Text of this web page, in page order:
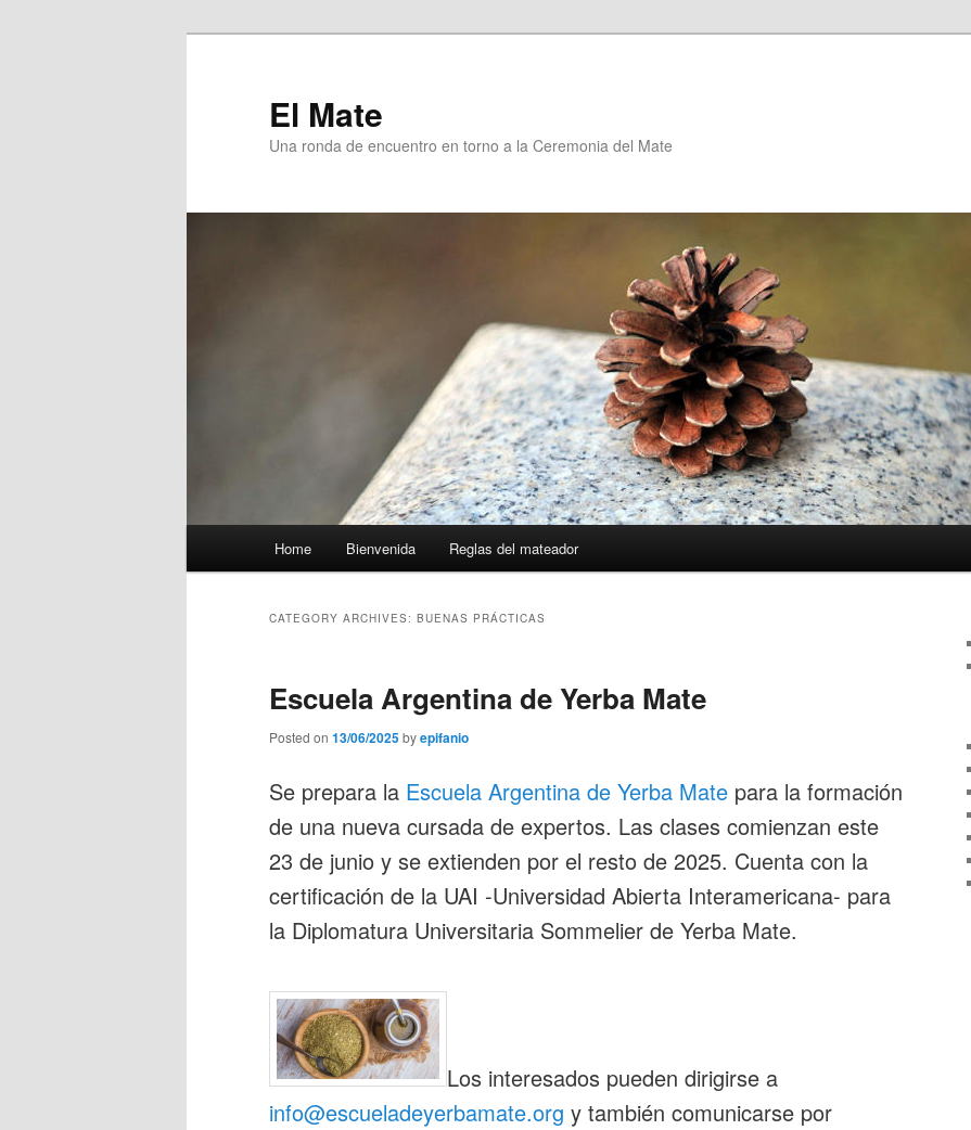
El Mate
Una ronda de encuentro en torno a la Ceremonia del Mate
Home Bienvenida Reglas del mateador
CATEGORY ARCHIVES: BUENAS PRÁCTICAS
Escuela Argentina de Yerba Mate
Posted on 13/06/2025byepifanio
Se prepara la Escuela Argentina de Yerba Mate para la formación
de una nueva cursada de expertos. Las clases comienzan este
23 de junio y se extienden por el resto de 2025. Cuenta con la
certificación de la UAI -Universidad Abierta Interamericana- para
la Diplomatura Universitaria Sommelier de Yerba Mate.
Los interesados pueden dirigirse a
info@escueladeyerbamate.org y también comunicarse por